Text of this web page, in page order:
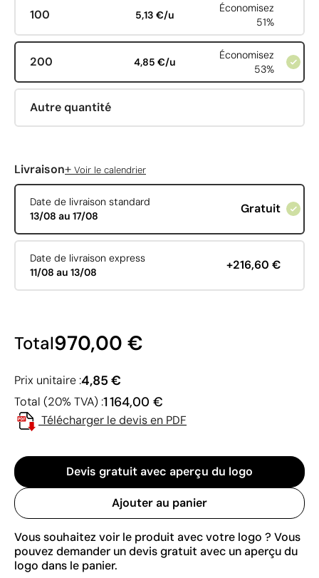
100 5,13 €/u
Économisez
51%
200 4,85 €/u
Économisez
53%
Autre quantité
Livraison+ Voir le calendrier
Date de livraison standard
13/08 au 17/08
Gratuit
Date de livraison express
11/08 au 13/08
+216,60 €
Total970,00 €
Prix unitaire :4,85 €
Total (20% TVA) :1 164,00 €
Télécharger le devis en PDF
Devis gratuit avec aperçu du logo
Ajouter au panier
Vous souhaitez voir le produit avec votre logo ? Vous
pouvez demander un devis gratuit avec un aperçu du
logo dans le panier.